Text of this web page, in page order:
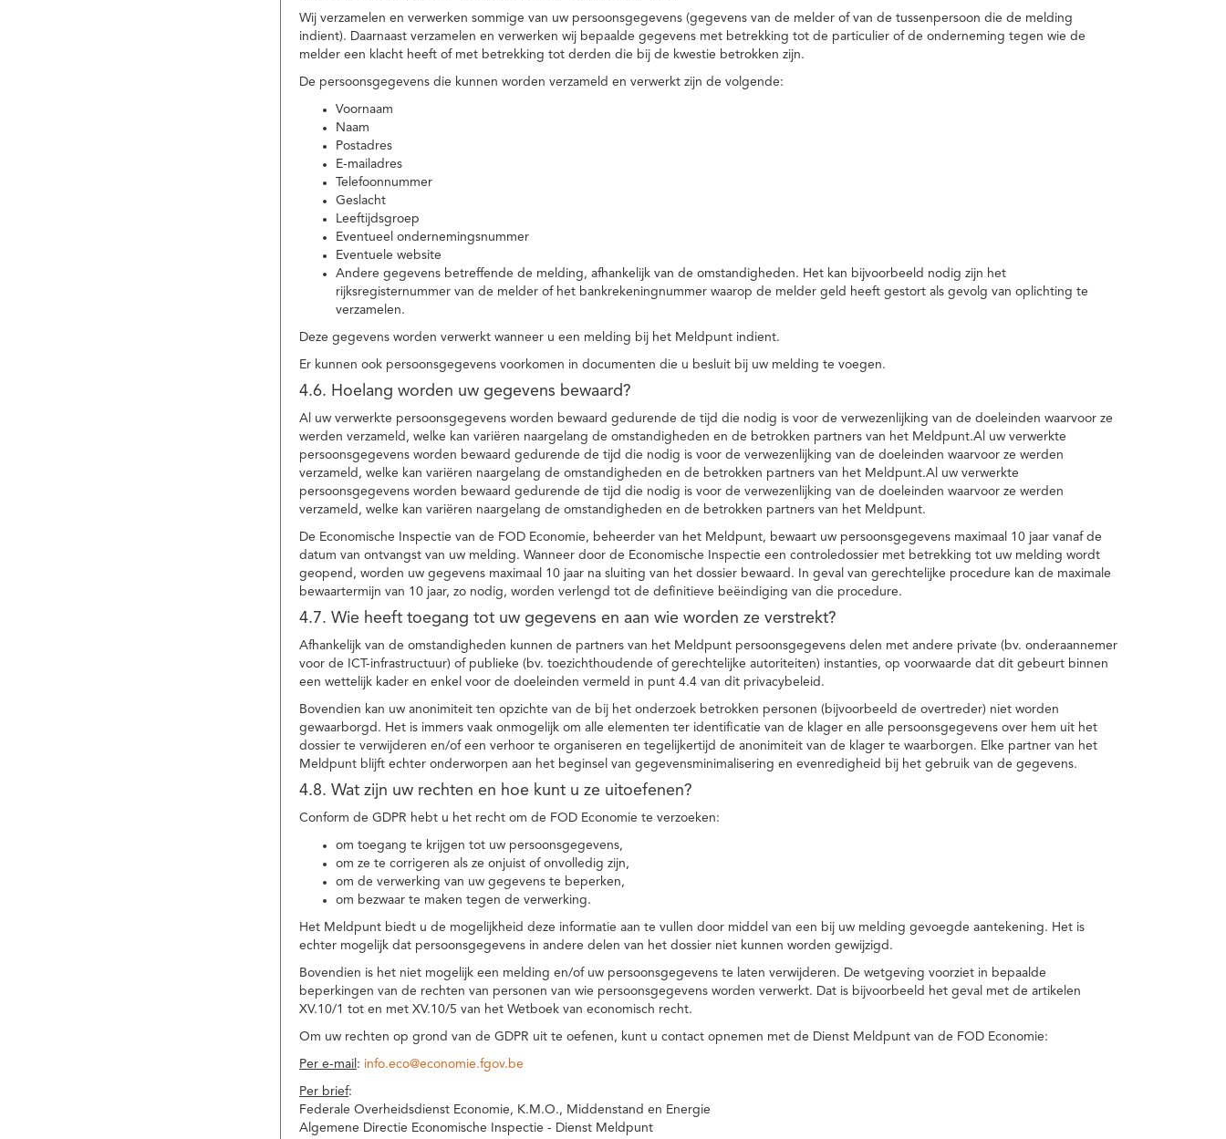
Wij verzamelen en verwerken sommige van uw persoonsgegevens (gegevens van de melder of van de tussenpersoon die de melding
indient). Daarnaast verzamelen en verwerken wij bepaalde gegevens met betrekking tot de particulier of de onderneming tegen wie de
melder een klacht heeft of met betrekking tot derden die bij de kwestie betrokken zijn.
De persoonsgegevens die kunnen worden verzameld en verwerkt zijn de volgende:
Voornaam
Naam
Postadres
E-mailadres
Telefoonnummer
Geslacht
Leeftijdsgroep
Eventueel ondernemingsnummer
Eventuele website
Andere gegevens betreffende de melding, afhankelijk van de omstandigheden. Het kan bijvoorbeeld nodig zijn het
rijksregisternummer van de melder of het bankrekeningnummer waarop de melder geld heeft gestort als gevolg van oplichting te
verzamelen.
Deze gegevens worden verwerkt wanneer u een melding bij het Meldpunt indient.
Er kunnen ook persoonsgegevens voorkomen in documenten die u besluit bij uw melding te voegen.
4.6. Hoelang worden uw gegevens bewaard?
Al uw verwerkte persoonsgegevens worden bewaard gedurende de tijd die nodig is voor de verwezenlijking van de doeleinden waarvoor ze
werden verzameld, welke kan variëren naargelang de omstandigheden en de betrokken partners van het Meldpunt.Al uw verwerkte
persoonsgegevens worden bewaard gedurende de tijd die nodig is voor de verwezenlijking van de doeleinden waarvoor ze werden
verzameld, welke kan variëren naargelang de omstandigheden en de betrokken partners van het Meldpunt.Al uw verwerkte
persoonsgegevens worden bewaard gedurende de tijd die nodig is voor de verwezenlijking van de doeleinden waarvoor ze werden
verzameld, welke kan variëren naargelang de omstandigheden en de betrokken partners van het Meldpunt.
De Economische Inspectie van de FOD Economie, beheerder van het Meldpunt, bewaart uw persoonsgegevens maximaal 10 jaar vanaf de
datum van ontvangst van uw melding. Wanneer door de Economische Inspectie een controledossier met betrekking tot uw melding wordt
geopend, worden uw gegevens maximaal 10 jaar na sluiting van het dossier bewaard. In geval van gerechtelijke procedure kan de maximale
bewaartermijn van 10 jaar, zo nodig, worden verlengd tot de definitieve beëindiging van die procedure.
4.7. Wie heeft toegang tot uw gegevens en aan wie worden ze verstrekt?
Afhankelijk van de omstandigheden kunnen de partners van het Meldpunt persoonsgegevens delen met andere private (bv. onderaannemer
voor de ICT-infrastructuur) of publieke (bv. toezichthoudende of gerechtelijke autoriteiten) instanties, op voorwaarde dat dit gebeurt binnen
een wettelijk kader en enkel voor de doeleinden vermeld in punt 4.4 van dit privacybeleid.
Bovendien kan uw anonimiteit ten opzichte van de bij het onderzoek betrokken personen (bijvoorbeeld de overtreder) niet worden
gewaarborgd. Het is immers vaak onmogelijk om alle elementen ter identificatie van de klager en alle persoonsgegevens over hem uit het
dossier te verwijderen en/of een verhoor te organiseren en tegelijkertijd de anonimiteit van de klager te waarborgen. Elke partner van het
Meldpunt blijft echter onderworpen aan het beginsel van gegevensminimalisering en evenredigheid bij het gebruik van de gegevens.
4.8. Wat zijn uw rechten en hoe kunt u ze uitoefenen?
Conform de GDPR hebt u het recht om de FOD Economie te verzoeken:
om toegang te krijgen tot uw persoonsgegevens,
om ze te corrigeren als ze onjuist of onvolledig zijn,
om de verwerking van uw gegevens te beperken,
om bezwaar te maken tegen de verwerking.
Het Meldpunt biedt u de mogelijkheid deze informatie aan te vullen door middel van een bij uw melding gevoegde aantekening. Het is
echter mogelijk dat persoonsgegevens in andere delen van het dossier niet kunnen worden gewijzigd.
Bovendien is het niet mogelijk een melding en/of uw persoonsgegevens te laten verwijderen. De wetgeving voorziet in bepaalde
beperkingen van de rechten van personen van wie persoonsgegevens worden verwerkt. Dat is bijvoorbeeld het geval met de artikelen
XV.10/1 tot en met XV.10/5 van het Wetboek van economisch recht.
Om uw rechten op grond van de GDPR uit te oefenen, kunt u contact opnemen met de Dienst Meldpunt van de FOD Economie:
Per e-mail : info.eco@economie.fgov.be
Per brief:
Federale Overheidsdienst Economie, K.M.O., Middenstand en Energie
Algemene Directie Economische Inspectie - Dienst Meldpunt